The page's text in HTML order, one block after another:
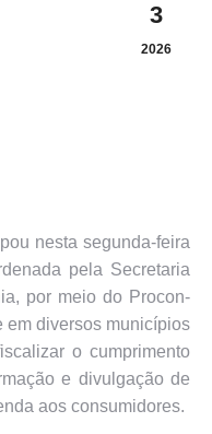
3
2026
nesta segunda-feira
pela Secretaria
por meio do Procon-
em diversos municípios
o cumprimento
e divulgação de
aos consumidores.